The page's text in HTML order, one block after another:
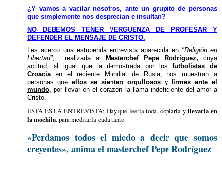
¿Y vamos a vacilar nosotros, ante un grupito de personas
que simplemente nos desprecian e insultan?
NO DEBEMOS TENER VERGÜENZA DE PROFESAR Y
DEFENDER EL MENSAJE DE CRISTO.
Les acerco una estupenda entrevista aparecida en "Religión en
Libertad",
realizada al Masterchef Pepe Rodríguez, cuya
actitud, al igual que la demostrada por losfutbolistas de
Croacia en el reciente Mundial de Rusia, nos muestran a
personas que ellos se sienten orgullosos y firmes ante el
mundo,por llevar en el corazón la llama indeficiente del amor a
Cristo.
ESTA ES LA ENTREVISTA: Hay que leerla toda, copiarla yllevarla en
la mochila, para meditarla cada tanto.
«Perdamos todos el miedo a decir que somos
creyentes», anima el masterchef Pepe Rodríguez